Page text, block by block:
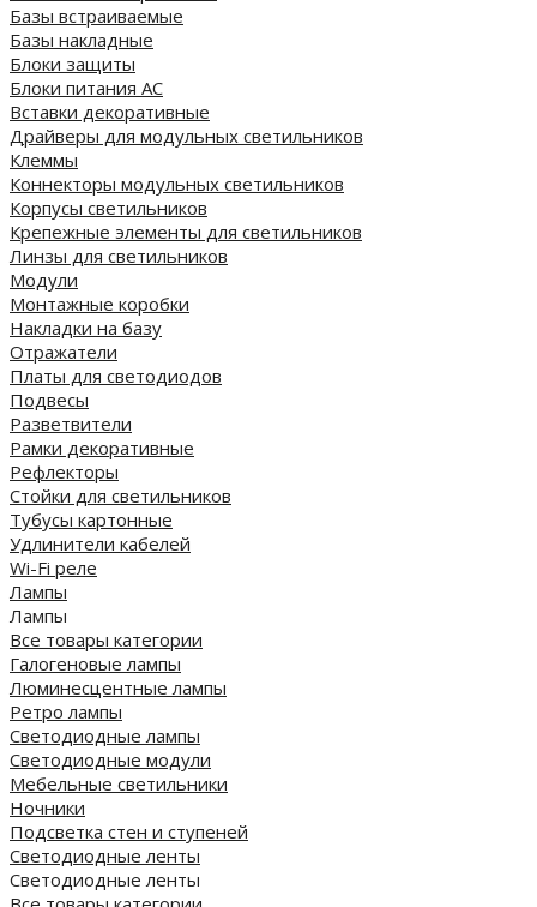
Базы встраиваемые
Базы накладные
Блоки защиты
Блоки питания AC
Вставки декоративные
Драйверы для модульных светильников
Клеммы
Коннекторы модульных светильников
Корпусы светильников
Крепежные элементы для светильников
Линзы для светильников
Модули
Монтажные коробки
Накладки на базу
Отражатели
Платы для светодиодов
Подвесы
Разветвители
Рамки декоративные
Рефлекторы
Стойки для светильников
Тубусы картонные
Удлинители кабелей
Wi-Fi реле
Лампы
Лампы
Все товары категории
Галогеновые лампы
Люминесцентные лампы
Ретро лампы
Светодиодные лампы
Светодиодные модули
Мебельные светильники
Ночники
Подсветка стен и ступеней
Светодиодные ленты
Светодиодные ленты